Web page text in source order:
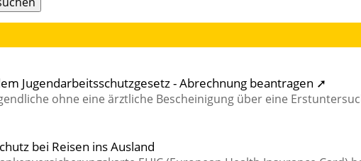
Jugendarbeitsschutzgesetz - Abrechnung beantragen ➚
ohne eine ärztliche Bescheinigung über eine
bei Reisen ins Ausland